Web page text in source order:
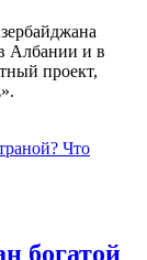
Албании и в
проект,
богатой